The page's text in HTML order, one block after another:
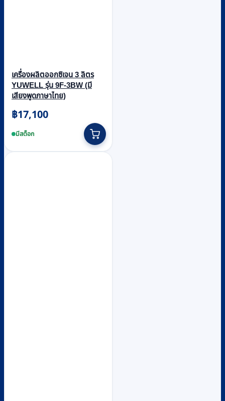
เครื่องผลิตออกซิเจน 3 ลิตร
YUWELL รุ่น 9F-3BW (มี
เสียงพูดภาษาไทย)
฿17,100
มีสต็อก